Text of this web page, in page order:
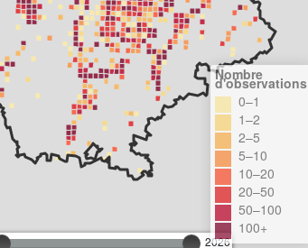
2026
Nombre
d'observations
0–1
1–2
2–5
5–10
10–20
20–50
50–100
100+